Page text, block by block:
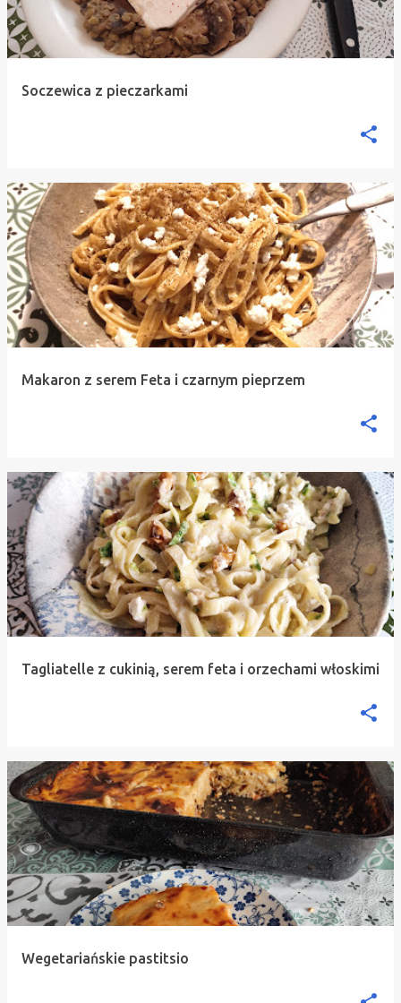
Soczewica z pieczarkami
Makaron z serem Feta i czarnym pieprzem
Tagliatelle z cukinią, serem feta i orzechami włoskimi
Wegetariańskie pastitsio